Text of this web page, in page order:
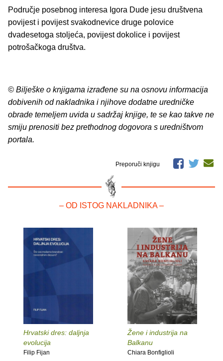
Područje posebnog interesa Igora Dude jesu društvena
povijest i povijest svakodnevice druge polovice
dvadesetoga stoljeća, povijest dokolice i povijest
potrošačkoga društva.
© Bilješke o knjigama izrađene su na osnovu informacija
dobivenih od nakladnika i njihove dodatne uredničke
obrade temeljem uvida u sadržaj knjige, te se kao takve ne
smiju prenositi bez prethodnog dogovora s uredništvom
portala.
Preporuči knjigu
– OD ISTOG NAKLADNIKA –
Hrvatski dres: daljnja
evolucija
Filip Fijan
Žene i industrija na
Balkanu
Chiara Bonfiglioli